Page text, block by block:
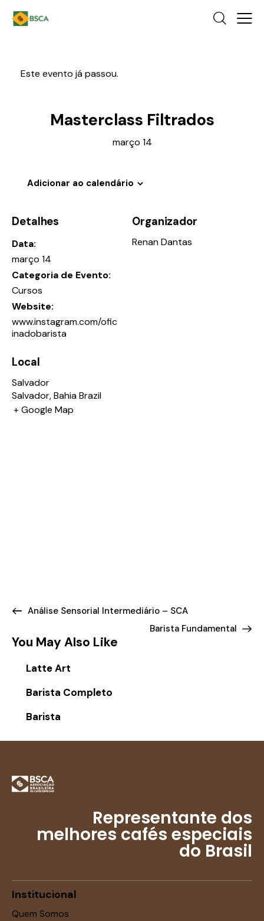
Este evento já passou.
Masterclass Filtrados
março 14
Adicionar ao calendário
Detalhes
Data:
março 14
Categoria de Evento:
Cursos
Website:
www.instagram.com/ofic
inadobarista
Organizador
Renan Dantas
Local
Salvador
Salvador,BahiaBrazil
+ Google Map
Análise Sensorial Intermediário – SCA
Barista Fundamental
You May Also Like
Latte Art
Barista Completo
Barista
Representante dos
melhores cafés especiais
do Brasil
Institucional
Quem Somos